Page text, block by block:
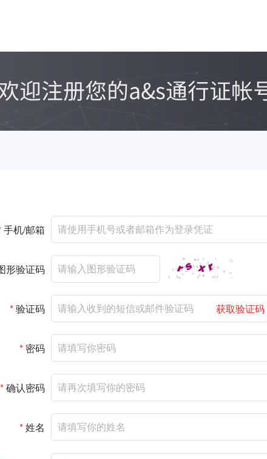
手机/邮箱
形验证码
*验证码 获取验证码
* 密码
*确认密码
*姓名